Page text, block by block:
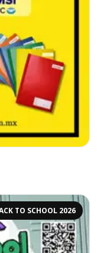
TO SCHOOL 2026